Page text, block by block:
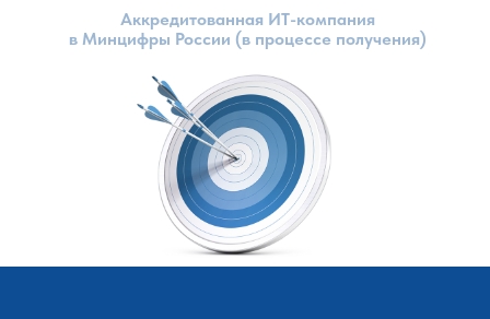
Аккредитованная ИТ-компания
в Минцифры России (в процессе получения)